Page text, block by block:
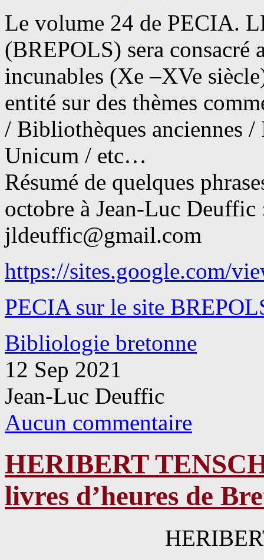
Le volume 24 de PECIA.
(BREPOLS) sera consacré
incunables (Xe –XVe
entité sur des thèmes
/ Bibliothèques anciennes
Unicum / etc…
Résumé de quelques
octobre à Jean-Luc Deuffic
jldeuffic@gmail.com
https://sites.google.com/
PECIA sur le site
Bibliologie bretonne
12 Sep 2021
Jean-Luc Deuffic
Aucun commentaire
HERIBERT
livres d’heures de